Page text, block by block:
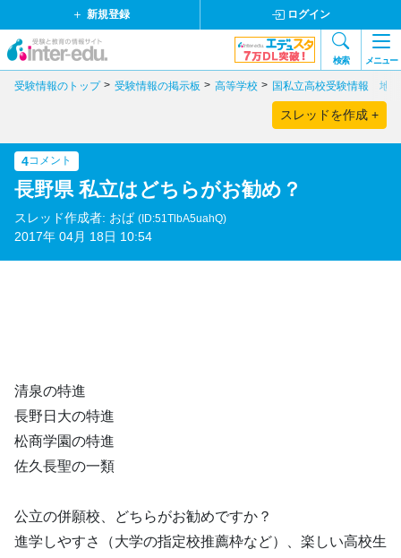
新規登録 ログイン
検索 メニュー
受験情報のトップ 受験情報の掲示板 高等学校 国私立高校受験情報 地
スレッドを作成 +
4コメント
長野県 私立はどちらがお勧め？
スレッド作成者: おば (ID:51TlbA5uahQ)
2017年 04月 18日 10:54
清泉の特進
長野日大の特進
松商学園の特進
佐久長聖の一類
公立の併願校、どちらがお勧めですか？
進学しやすさ（大学の指定校推薦枠など）、楽しい高校生